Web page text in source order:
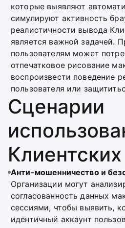
которые выявляют
симулируют активность
реалистичности вывода
является важной задачей.
пользователям может
отпечатковое рисование
воспроизвести поведение
пользователя или
Сценарии
Анти-мошенничество и
Организации могут
согласованность данных
сессиями, чтобы выявить,
идентичный аккаунт